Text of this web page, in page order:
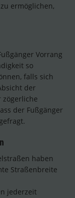
ermöglichen,
Vorrang
so
falls sich
der
zögerliche
der Fußgänger
haben
Straßenbreite
jederzeit